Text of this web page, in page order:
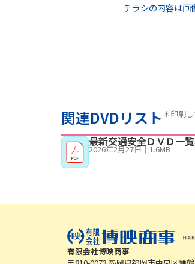
チラシの内容は画
関連DVDリスト ＊印刷
最新交通安全ＤＶＤ一
2026年2月27日｜1.6MB
有限会社博映商事